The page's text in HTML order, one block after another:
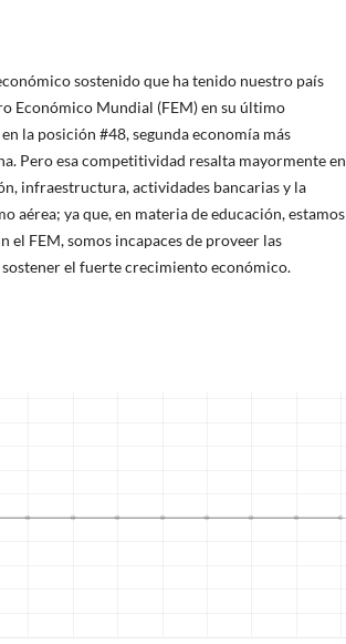
sostenido que ha tenido nuestro país
Económico Mundial (FEM) en su último
la posición #48, segunda economía más
Pero esa competitividad resalta mayormente en
infraestructura, actividades bancarias y la
aérea; ya que, en materia de educación, estamos
el FEM, somos incapaces de proveer las
el fuerte crecimiento económico.